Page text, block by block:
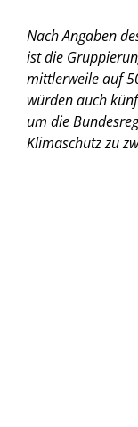
Nach Angaben
ist die
mittlerweile auf
würden auch
um die
Klimaschutz zu